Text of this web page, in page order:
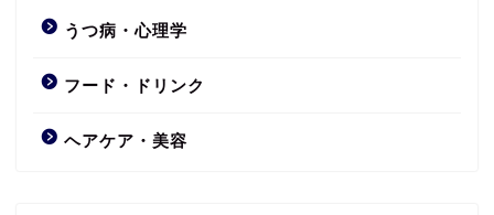
うつ病・心理学
フード・ドリンク
ヘアケア・美容